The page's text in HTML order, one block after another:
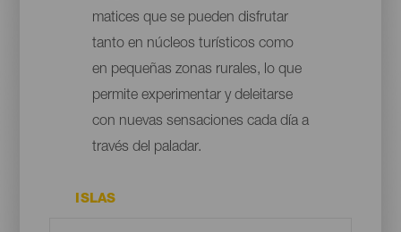
matices que se pueden disfrutar
tanto en núcleos turísticos como
en pequeñas zonas rurales, lo que
permite experimentar y deleitarse
con nuevas sensaciones cada día a
través del paladar.
ISLAS